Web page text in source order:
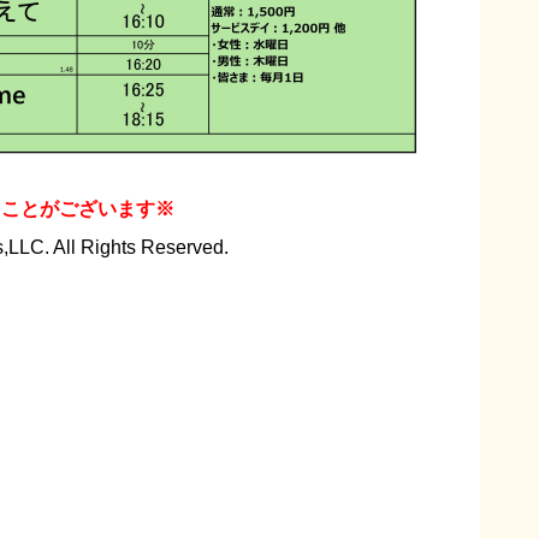
とがございます※
All Rights Reserved.